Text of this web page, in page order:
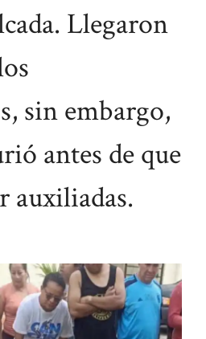
Llegaron
sin embargo,
antes de que
auxiliadas.